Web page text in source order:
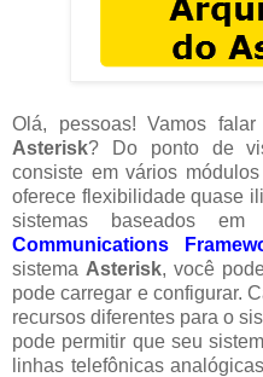
Olá, pessoas! Vamos
Asterisk? Do ponto de
consiste em vários
oferece flexibilidade quase
sistemas baseados em
Communications
sistema Asterisk, você
pode carregar e configurar.
recursos diferentes para o
pode permitir que seu
linhas telefônicas